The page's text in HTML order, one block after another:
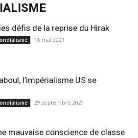
défis de la reprise du Hirak
18 mai 2021
l’impérialisme US se
29 septembre 2021
mauvaise conscience de classe